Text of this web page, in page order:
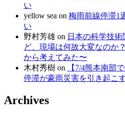
い
yellow sea on 梅雨前線停滞1
い
野村芳雄 on 日本の科学技
ど、現場は何故大変なのか
から考えてみた〜
木村秀樹 on
【7/4熊本南部
停滞が豪雨災害を引き起こ
Archives